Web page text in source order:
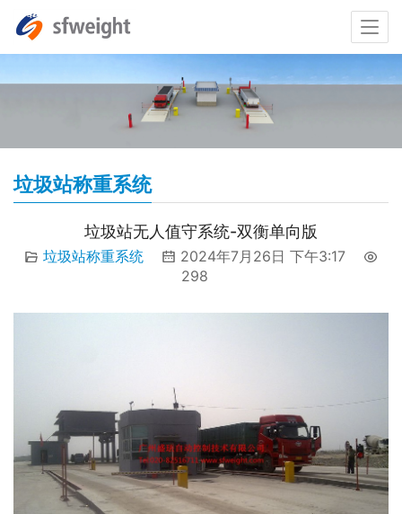
垃圾站称重系统
垃圾站无人值守系统-双衡单向版
垃圾站称重系统
2024年7月26日 下午3:17
298